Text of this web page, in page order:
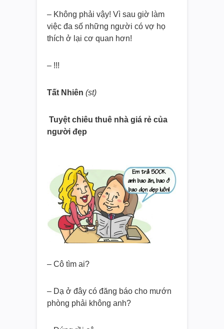
– Không phải vậy! Vì sau giờ làm
việc đa số những người có vợ họ
thích ở lại cơ quan hơn!
– !!!
Tất Nhiên (st)
Tuyệt chiêu thuê nhà giá rẻ của
người đẹp
– Cô tìm ai?
– Dạ ở đây có đăng báo cho mướn
phòng phải không anh?